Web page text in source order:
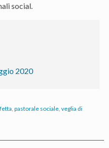
social.
2020
pastorale sociale veglia di